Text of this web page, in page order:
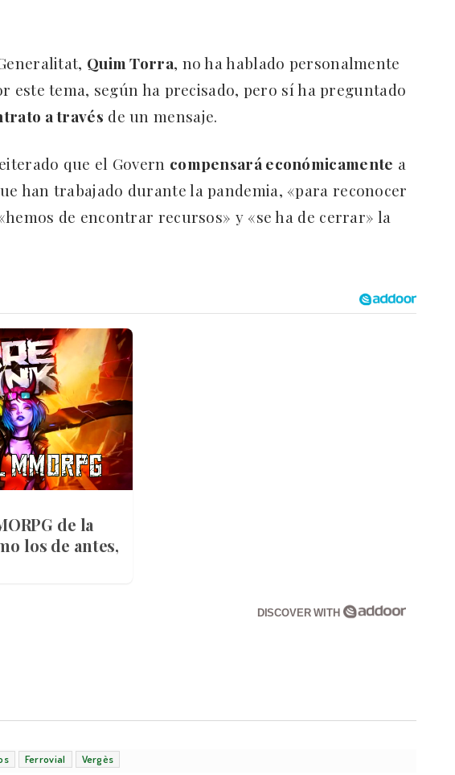
Quim Torra, no ha hablado personalmente
este tema, según ha precisado, pero sí ha preguntado
a través de un mensaje.
que el Govern compensará económicamente a
han trabajado durante la pandemia, «para reconocer
de encontrar recursos» y «se ha de cerrar» la
de la
los de antes,
DISCOVER WITH
Ferrovial Vergès